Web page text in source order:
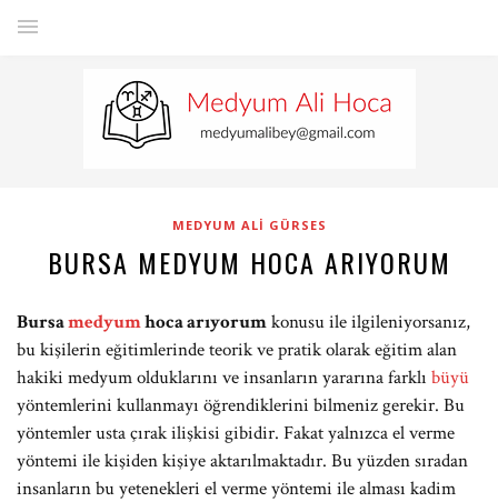
MEDYUM ALI GÜRSES
BURSA MEDYUM HOCA ARIYORUM
Bursamedyumhoca arıyorumkonusu ile ilgileniyorsanız,
bu kişilerin eğitimlerinde teorik ve pratik olarak eğitim alan
hakiki medyum olduklarını ve insanların yararına farklı büyü
yöntemlerini kullanmayı öğrendiklerini bilmeniz gerekir. Bu
yöntemler usta çırak ilişkisi gibidir. Fakat yalnızca el verme
yöntemi ile kişiden kişiye aktarılmaktadır. Bu yüzden sıradan
insanların bu yetenekleri el verme yöntemi ile alması kadim